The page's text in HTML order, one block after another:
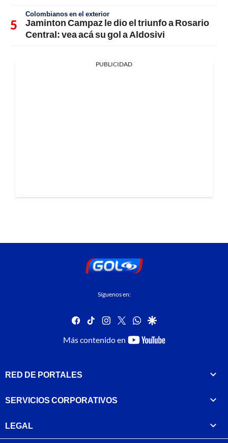
Colombianos en el exterior
Jaminton Campaz le dio el triunfo a Rosario
Central: vea acá su gol a Aldosivi
PUBLICIDAD
Síguenos en:
facebook
tiktok instagram
twitterwhatsapp
google
Más contenido en
youtube-
RED DE PORTALES
SERVICIOS CORPORATIVOS
LEGAL